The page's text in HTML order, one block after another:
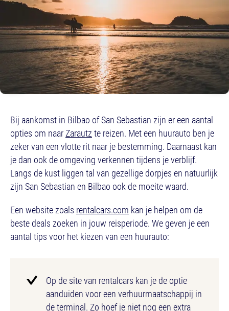
Bij aankomst in Bilbao of San Sebastian zijn er een aantal
opties om naarZarautzte reizen. Met een huurauto ben je
zeker van een vlotte rit naar je bestemming. Daarnaast kan
je dan ook de omgeving verkennen tijdens je verblijf.
Langs de kust liggen tal van gezellige dorpjes en natuurlijk
zijn San Sebastian en Bilbao ook de moeite waard.
Een website zoals rentalcars.com kan je helpen om de
beste deals zoeken in jouw reisperiode. We geven je een
aantal tips voor het kiezen van een huurauto:
Op de site van rentalcars kan je de optie
aanduiden voor een verhuurmaatschappij in
de terminal. Zo hoef je niet nog een extra